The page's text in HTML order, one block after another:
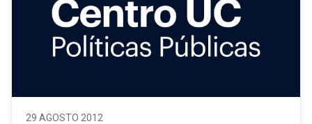
29 AGOSTO 2012